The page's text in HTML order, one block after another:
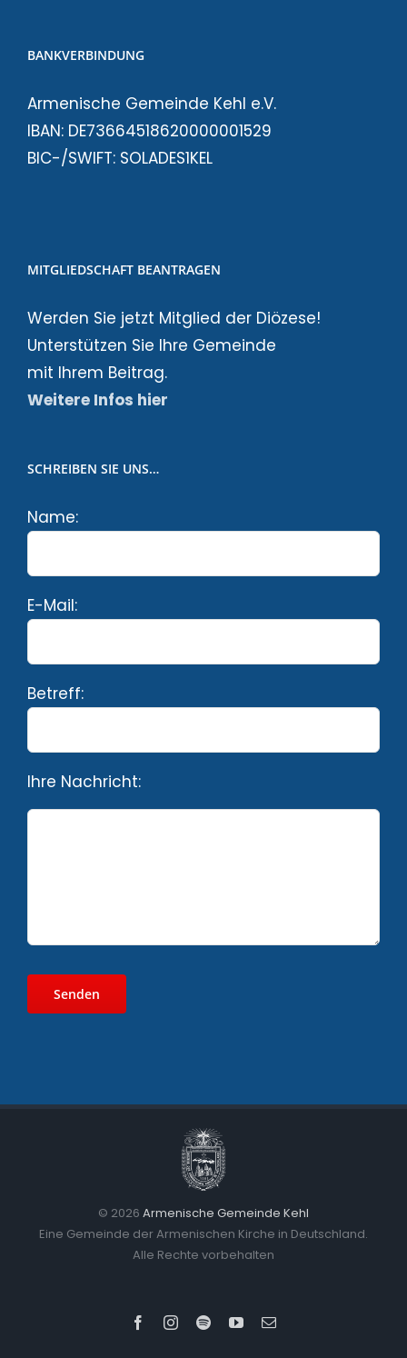
BANKVERBINDUNG
Armenische Gemeinde Kehl e.V.
IBAN: DE73664518620000001529
BIC-/SWIFT: SOLADES1KEL
MITGLIEDSCHAFT BEANTRAGEN
Werden Sie jetzt Mitglied der Diözese!
Unterstützen Sie Ihre Gemeinde
mit Ihrem Beitrag.
Weitere Infos hier
SCHREIBEN SIE UNS…
Name:
E-Mail:
Betreff:
Ihre Nachricht:
© 2026 Armenische Gemeinde Kehl
Eine Gemeinde der Armenischen Kirche in Deutschland.
Alle Rechte vorbehalten
FacebookInstagram
SpotifyYouTube
E-